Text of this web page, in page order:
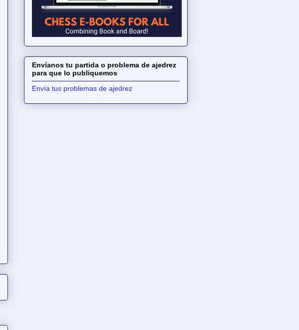
Envíanos tu partida o problema de ajedrez
para que lo publiquemos
Envía tus problemas de ajedrez